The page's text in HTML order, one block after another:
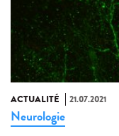
ACTUALITÉ 21.07.2021
Neurologie